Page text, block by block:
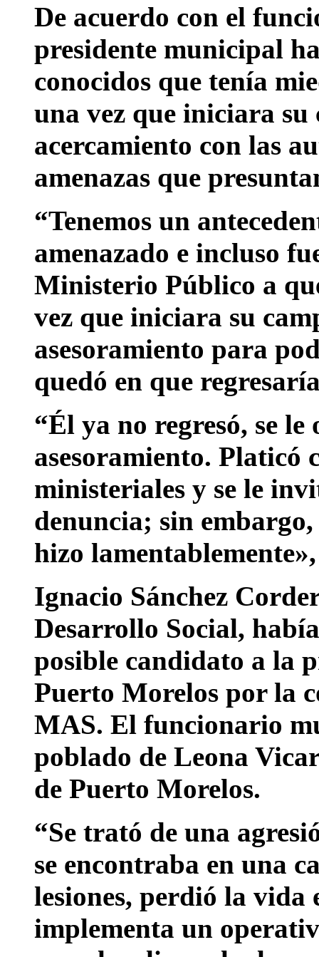
De acuerdo con el
presidente municipal
conocidos que tenía
una vez que iniciara
acercamiento con las
amenazas que
“Tenemos un
amenazado e incluso
Ministerio Público a
vez que iniciara su
asesoramiento para
quedó en que
“Él ya no regresó, se
asesoramiento. Platicó
ministeriales y se le
denuncia; sin
hizo
Ignacio Sánchez
Desarrollo Social,
posible candidato a la
Puerto Morelos por la
MAS. El funcionario
poblado de Leona
de Puerto Morelos.
“Se trató de una
se encontraba en una
lesiones, perdió la vida
implementa un